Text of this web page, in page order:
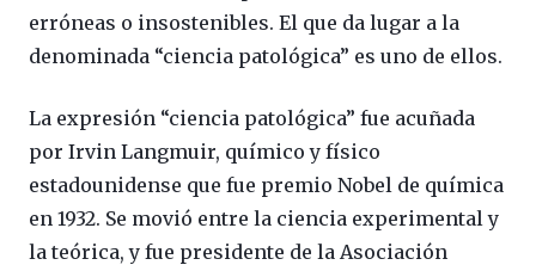
erróneas o insostenibles. El que da lugar a la
denominada “ciencia patológica” es uno de ellos.
La expresión “ciencia patológica” fue acuñada
por Irvin Langmuir, químico y físico
estadounidense que fue premio Nobel de química
en 1932. Se movió entre la ciencia experimental y
la teórica, y fue presidente de la Asociación